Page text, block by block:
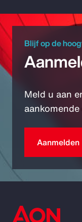
Blijf op de
Meld u aan
Aanmelden